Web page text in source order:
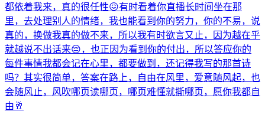
都依着我来，真的很任性😖有时看着你直播长时间坐在那
里，去处理别人的情绪，我也能看到你的努力，你的不易，说
真的，换做我真的做不来，所以我有时欲言又止，因为越在乎
就越说不出话来😔，也正因为看到你的付出，所以答应你的
每件事情我都会记在心里，都要做到，还记得我写的那首诗
吗？其实很简单，答案在路上，自由在风里，爱意随风起，也
会随风止，风吹哪页读哪页，哪页难懂就撕哪页，愿你我都自
由🥂